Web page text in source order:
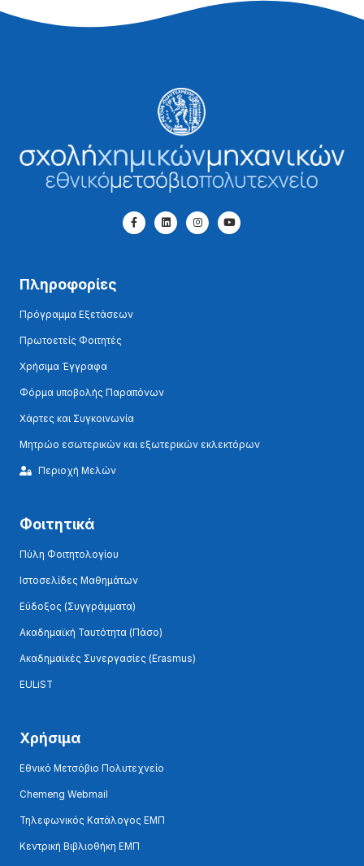
Πληροφορίες
Πρόγραμμα Εξετάσεων
Πρωτοετείς Φοιτητές
Χρήσιμα Έγγραφα
Φόρμα υποβολής Παραπόνων
Χάρτες και Συγκοινωνία
Μητρώο εσωτερικών και εξωτερικών εκλεκτόρων
Περιοχή Μελών
Φοιτητικά
Πύλη Φοιτητολογίου
Ιστοσελίδες Μαθημάτων
Εύδοξος (Συγγράμματα)
Ακαδημαϊκή Ταυτότητα (Πάσο)
Ακαδημαϊκές Συνεργασίες (Erasmus)
EULiST
Χρήσιμα
Εθνικό Μετσόβιο Πολυτεχνείο
Chemeng Webmail
Τηλεφωνικός Κατάλογος ΕΜΠ
Κεντρική Βιβλιοθήκη ΕΜΠ